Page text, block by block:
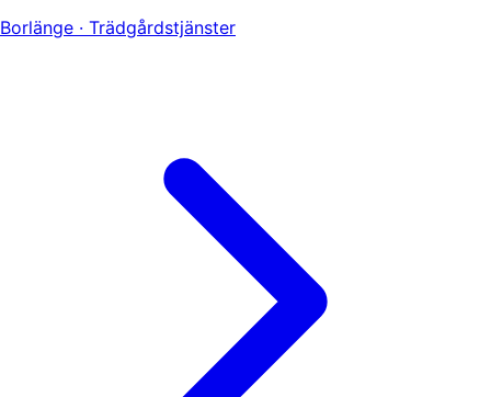
Borlänge · Trädgårdstjänster